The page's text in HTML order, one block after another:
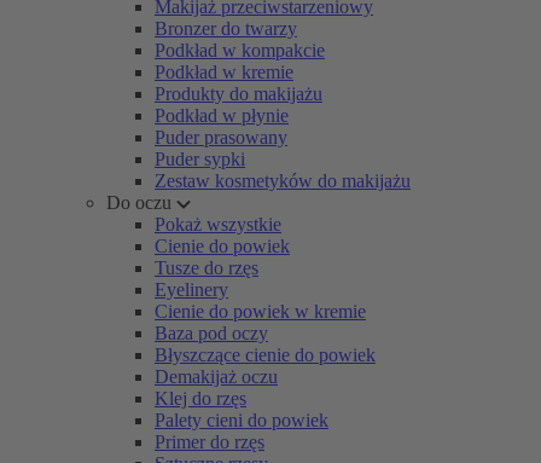
Makijaż przeciwstarzeniowy
Bronzer do twarzy
Podkład w kompakcie
Podkład w kremie
Produkty do makijażu
Podkład w płynie
Puder prasowany
Puder sypki
Zestaw kosmetyków do makijażu
Do oczu
Pokaż wszystkie
Cienie do powiek
Tusze do rzęs
Eyelinery
Cienie do powiek w kremie
Baza pod oczy
Błyszczące cienie do powiek
Demakijaż oczu
Klej do rzęs
Palety cieni do powiek
Primer do rzęs